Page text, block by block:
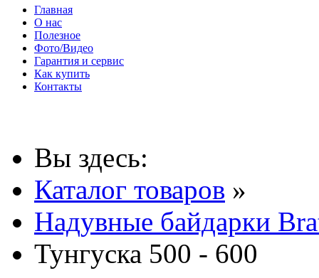
Главная
О нас
Полезное
Фото/Видео
Гарантия и сервис
Как купить
Контакты
Вы здесь:
Каталог товаров »
Надувные байдарки
Тунгуска 500 - 600